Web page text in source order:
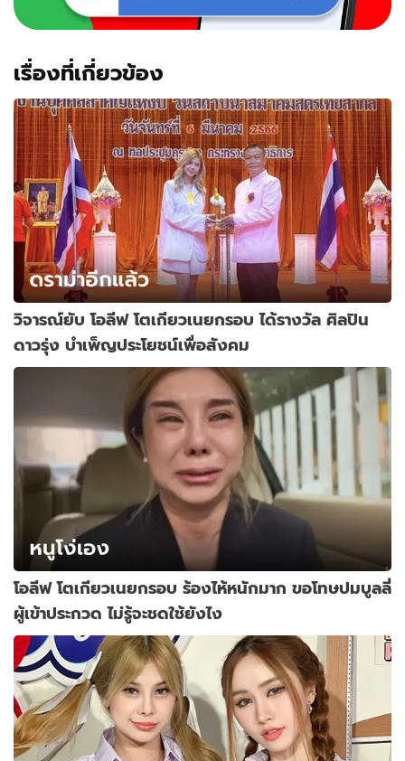
เรื่องที่เกี่ยวข้อง
วิจารณ์ยับ โอลีฟ โตเกียวเนยกรอบ ได้รางวัล ศิลปิน
ดาวรุ่ง บำเพ็ญประโยชน์เพื่อสังคม
โอลีฟ โตเกียวเนยกรอบ ร้องไห้หนักมาก ขอโทษปมบูลลี่
ผู้เข้าประกวด ไม่รู้จะชดใช้ยังไง